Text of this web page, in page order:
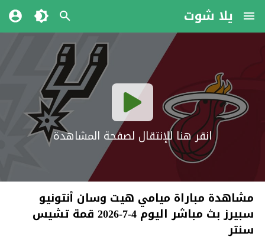
يلا شوت
انقر هنا للإنتقال لصفحة المشاهدة
مشاهدة مباراة ميامي هيت وسان أنتونيو
سبيرز بث مباشر اليوم 4-7-2026 قمة تشيس
سنتر